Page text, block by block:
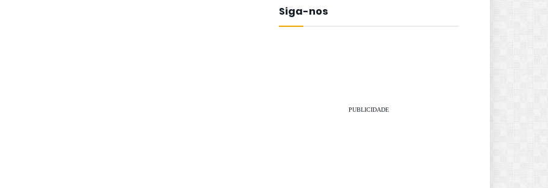
Siga-nos
PUBLICIDADE